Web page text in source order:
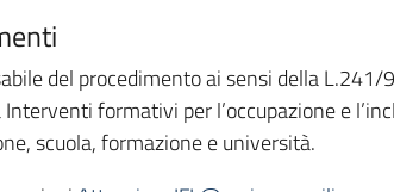
del procedimento ai sensi della
Interventi formativi per l’occupazione e
scuola, formazione e università.